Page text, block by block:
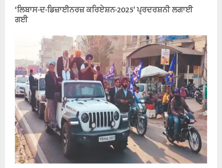
‘ਲਿਬਾਸ-ਦ-ਡਿਜ਼ਾਈਨਰਜ਼ ਕਰਿਏਸ਼ਨ-2025’ ਪ੍ਰਦਰਸ਼ਨੀ ਲਗਾਈ
ਗਈ